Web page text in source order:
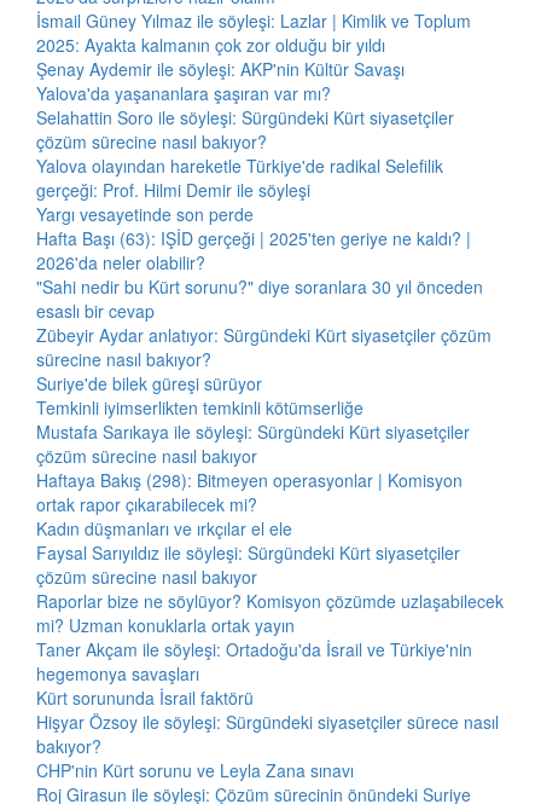
İsmail Güney Yılmaz ile söyleşi: Lazlar | Kimlik ve Toplum
2025: Ayakta kalmanın çok zor olduğu bir yıldı
Şenay Aydemir ile söyleşi: AKP'nin Kültür Savaşı
Yalova'da yaşananlara şaşıran var mı?
Selahattin Soro ile söyleşi: Sürgündeki Kürt siyasetçiler
çözüm sürecine nasıl bakıyor?
Yalova olayından hareketle Türkiye'de radikal Selefilik
gerçeği: Prof. Hilmi Demir ile söyleşi
Yargı vesayetinde son perde
Hafta Başı (63): IŞİD gerçeği | 2025'ten geriye ne kaldı? |
2026'da neler olabilir?
"Sahi nedir bu Kürt sorunu?" diye soranlara 30 yıl önceden
esaslı bir cevap
Zübeyir Aydar anlatıyor: Sürgündeki Kürt siyasetçiler çözüm
sürecine nasıl bakıyor?
Suriye'de bilek güreşi sürüyor
Temkinli iyimserlikten temkinli kötümserliğe
Mustafa Sarıkaya ile söyleşi: Sürgündeki Kürt siyasetçiler
çözüm sürecine nasıl bakıyor
Haftaya Bakış (298): Bitmeyen operasyonlar | Komisyon
ortak rapor çıkarabilecek mi?
Kadın düşmanları ve ırkçılar el ele
Faysal Sarıyıldız ile söyleşi: Sürgündeki Kürt siyasetçiler
çözüm sürecine nasıl bakıyor
Raporlar bize ne söylüyor? Komisyon çözümde uzlaşabilecek
mi? Uzman konuklarla ortak yayın
Taner Akçam ile söyleşi: Ortadoğu'da İsrail ve Türkiye'nin
hegemonya savaşları
Kürt sorununda İsrail faktörü
Hişyar Özsoy ile söyleşi: Sürgündeki siyasetçiler sürece nasıl
bakıyor?
CHP'nin Kürt sorunu ve Leyla Zana sınavı
Roj Girasun ile söyleşi: Çözüm sürecinin önündeki Suriye